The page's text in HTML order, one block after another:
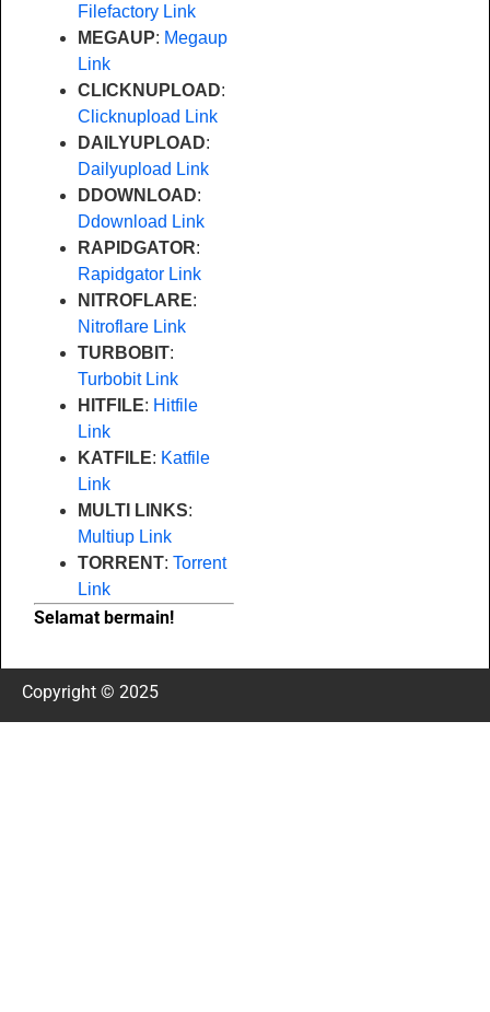
Filefactory Link
MEGAUP: Megaup
Link
CLICKNUPLOAD:
Clicknupload Link
DAILYUPLOAD:
Dailyupload Link
DDOWNLOAD:
Ddownload Link
RAPIDGATOR:
Rapidgator Link
NITROFLARE:
Nitroflare Link
TURBOBIT:
Turbobit Link
HITFILE: Hitfile
Link
KATFILE: Katfile
Link
MULTI LINKS:
Multiup Link
TORRENT: Torrent
Link
Selamat bermain!
Copyright © 2025